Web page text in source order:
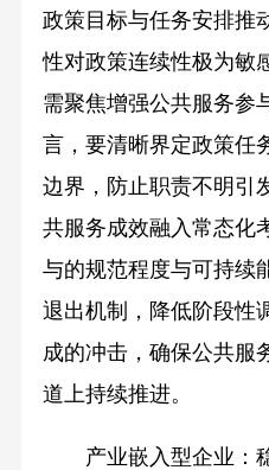
政策目标与任务安排推
性对政策连续性极为敏
需聚焦增强公共服务参
言，要清晰界定政策任
边界，防止职责不明引
共服务成效融入常态化
与的规范程度与可持续
退出机制，降低阶段性
成的冲击，确保公共服
道上持续推进。
产业嵌入型企业：稳